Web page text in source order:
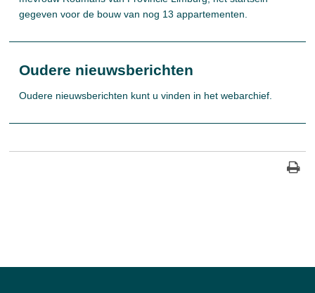
gegeven voor de bouw van nog 13 appartementen.
Oudere nieuwsberichten
Oudere nieuwsberichten kunt u vinden in het webarchief.